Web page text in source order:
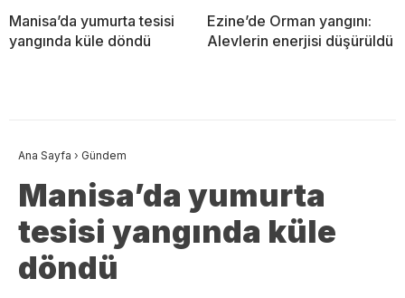
Manisa’da yumurta tesisi
yangında küle döndü
Ezine’de Orman yangını:
Alevlerin enerjisi düşürüldü
Ana Sayfa › Gündem
Manisa’da yumurta
tesisi yangında küle
döndü